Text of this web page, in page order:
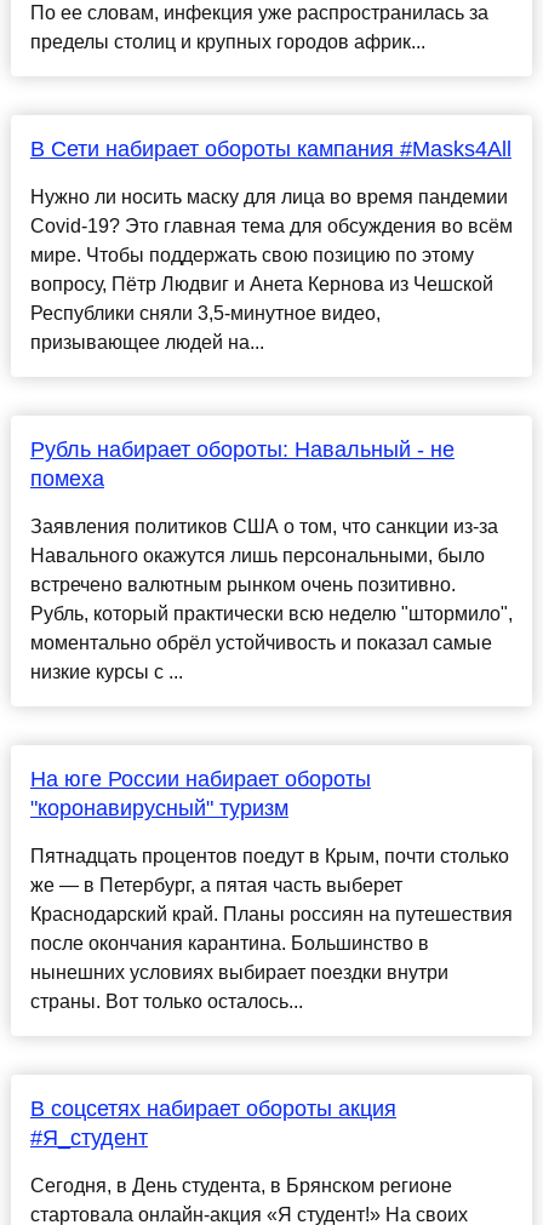
По ее словам, инфекция уже распространилась за
пределы столиц и крупных городов африк...
В Сети набирает обороты кампания #Masks4All
Нужно ли носить маску для лица во время пандемии
Covid-19? Это главная тема для обсуждения во всём
мире. Чтобы поддержать свою позицию по этому
вопросу, Пётр Людвиг и Анета Кернова из Чешской
Республики сняли 3,5-минутное видео,
призывающее людей на...
Рубль набирает обороты: Навальный - не
помеха
Заявления политиков США о том, что санкции из-за
Навального окажутся лишь персональными, было
встречено валютным рынком очень позитивно.
Рубль, который практически всю неделю "штормило",
моментально обрёл устойчивость и показал самые
низкие курсы с ...
На юге России набирает обороты
"коронавирусный" туризм
Пятнадцать процентов поедут в Крым, почти столько
же — в Петербург, а пятая часть выберет
Краснодарский край. Планы россиян на путешествия
после окончания карантина. Большинство в
нынешних условиях выбирает поездки внутри
страны. Вот только осталось...
В соцсетях набирает обороты акция
#Я_студент
Сегодня, в День студента, в Брянском регионе
стартовала онлайн-акция «Я студент!» На своих